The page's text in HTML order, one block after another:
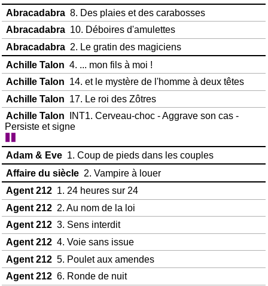
Abracadabra8. Des plaies et des carabosses
Abracadabra10. Déboires d'amulettes
Abracadabra2. Le gratin des magiciens
Achille Talon 4. ... mon fils à moi !
Achille Talon 14. et le mystère de l'homme à deux têtes
Achille Talon 17. Le roi des Zôtres
Achille Talon INT1. Cerveau-choc - Aggrave son cas -
Persiste et signe
Adam & Eve1. Coup de pieds dans les couples
Affaire du siècle2. Vampire à louer
Agent 2121. 24 heures sur 24
Agent 2122. Au nom de la loi
Agent 2123. Sens interdit
Agent 2124. Voie sans issue
Agent 212 5. Poulet aux amendes
Agent 2126. Ronde de nuit